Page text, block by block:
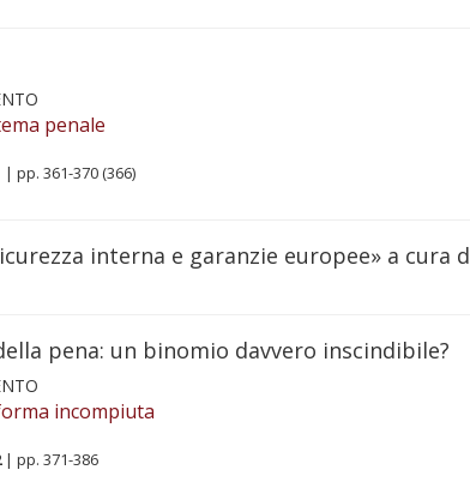
penale
| pp. 361-370 (366)
interna e garanzie europee» a cura
pena: un binomio davvero inscindibile?
incompiuta
| pp. 371-386